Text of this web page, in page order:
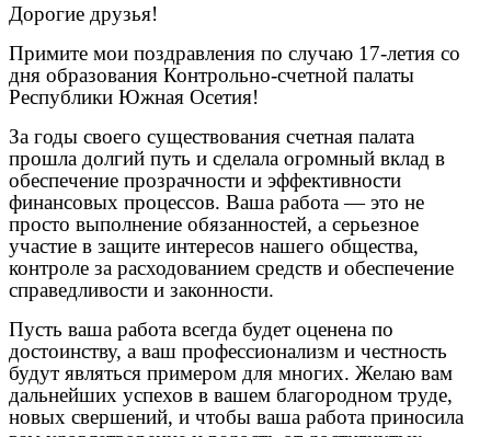
Дорогие друзья!
Примите мои поздравления по случаю 17-летия со
дня образования Контрольно-счетной палаты
Республики Южная Осетия!
За годы своего существования счетная палата
прошла долгий путь и сделала огромный вклад в
обеспечение прозрачности и эффективности
финансовых процессов. Ваша работа — это не
просто выполнение обязанностей, а серьезное
участие в защите интересов нашего общества,
контроле за расходованием средств и обеспечение
справедливости и законности.
Пусть ваша работа всегда будет оценена по
достоинству, а ваш профессионализм и честность
будут являться примером для многих. Желаю вам
дальнейших успехов в вашем благородном труде,
новых свершений, и чтобы ваша работа приносила